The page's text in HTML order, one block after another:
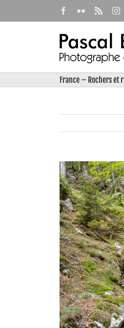
Facebook
Flickr Rss
France – Rochers et
View
Larger
Image